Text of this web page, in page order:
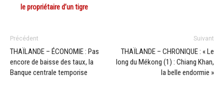
le propriétaire d’un tigre
Précédent
THAÏLANDE – ÉCONOMIE : Pas
encore de baisse des taux, la
Banque centrale temporise
Suivant
THAÏLANDE – CHRONIQUE : « Le
long du Mékong (1) : Chiang Khan,
la belle endormie »